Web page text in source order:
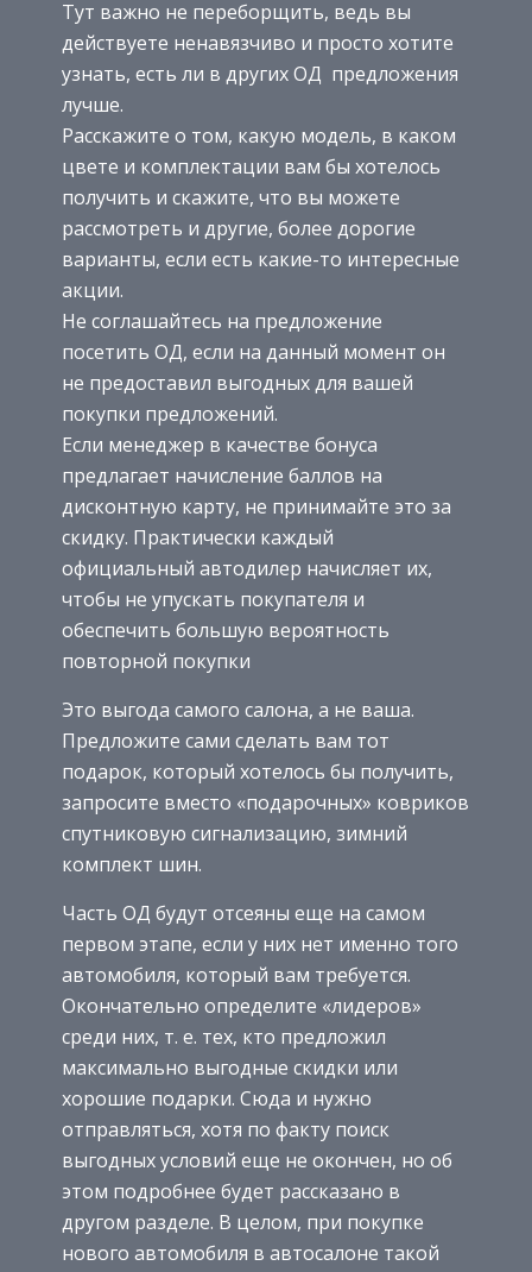
Тут важно не переборщить, ведь вы
действуете ненавязчиво и просто хотите
узнать, есть ли в других ОД предложения
лучше.
Расскажите о том, какую модель, в каком
цвете и комплектации вам бы хотелось
получить и скажите, что вы можете
рассмотреть и другие, более дорогие
варианты, если есть какие-то интересные
акции.
Не соглашайтесь на предложение
посетить ОД, если на данный момент он
не предоставил выгодных для вашей
покупки предложений.
Если менеджер в качестве бонуса
предлагает начисление баллов на
дисконтную карту, не принимайте это за
скидку. Практически каждый
официальный автодилер начисляет их,
чтобы не упускать покупателя и
обеспечить большую вероятность
повторной покупки
Это выгода самого салона, а не ваша.
Предложите сами сделать вам тот
подарок, который хотелось бы получить,
запросите вместо «подарочных» ковриков
спутниковую сигнализацию, зимний
комплект шин.
Часть ОД будут отсеяны еще на самом
первом этапе, если у них нет именно того
автомобиля, который вам требуется.
Окончательно определите «лидеров»
среди них, т. е. тех, кто предложил
максимально выгодные скидки или
хорошие подарки. Сюда и нужно
отправляться, хотя по факту поиск
выгодных условий еще не окончен, но об
этом подробнее будет рассказано в
другом разделе. В целом, при покупке
нового автомобиля в автосалоне такой